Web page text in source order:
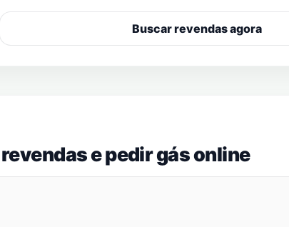
Buscar revendas agora
e pedir gás online